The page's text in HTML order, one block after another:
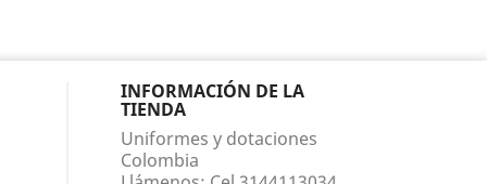
INFORMACIÓN DE LA
TIENDA
Uniformes y dotaciones
Colombia